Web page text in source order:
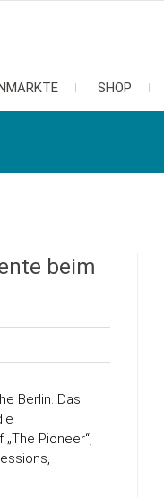
SHOP
beim
Berlin. Das
Pioneer“,